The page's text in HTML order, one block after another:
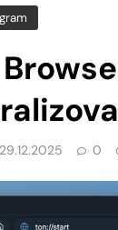
29.12.2025 0